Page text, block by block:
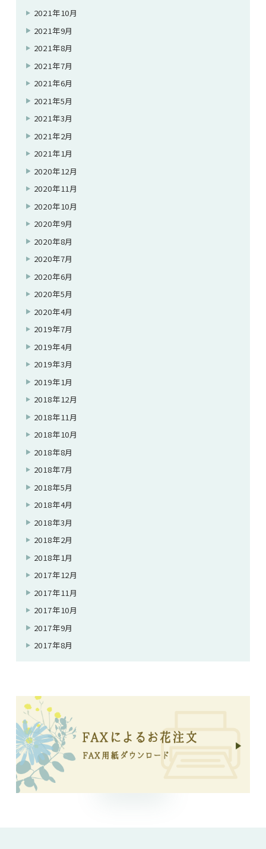
2021年10月
2021年9月
2021年8月
2021年7月
2021年6月
2021年5月
2021年3月
2021年2月
2021年1月
2020年12月
2020年11月
2020年10月
2020年9月
2020年8月
2020年7月
2020年6月
2020年5月
2020年4月
2019年7月
2019年4月
2019年3月
2019年1月
2018年12月
2018年11月
2018年10月
2018年8月
2018年7月
2018年5月
2018年4月
2018年3月
2018年2月
2018年1月
2017年12月
2017年11月
2017年10月
2017年9月
2017年8月